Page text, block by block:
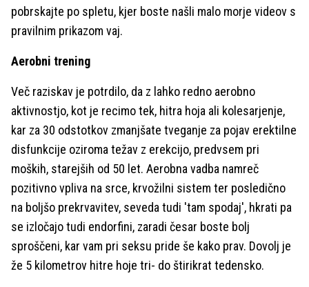
pobrskajte po spletu, kjer boste našli malo morje videov s
pravilnim prikazom vaj.
Aerobni trening
Več raziskav je potrdilo, da z lahko redno aerobno
aktivnostjo, kot je recimo tek, hitra hoja ali kolesarjenje,
kar za 30 odstotkov zmanjšate tveganje za pojav erektilne
disfunkcije oziroma težav z erekcijo, predvsem pri
moških, starejših od 50 let. Aerobna vadba namreč
pozitivno vpliva na srce, krvožilni sistem ter posledično
na boljšo prekrvavitev, seveda tudi 'tam spodaj', hkrati pa
se izločajo tudi endorfini, zaradi česar boste bolj
sproščeni, kar vam pri seksu pride še kako prav. Dovolj je
že 5 kilometrov hitre hoje tri- do štirikrat tedensko.